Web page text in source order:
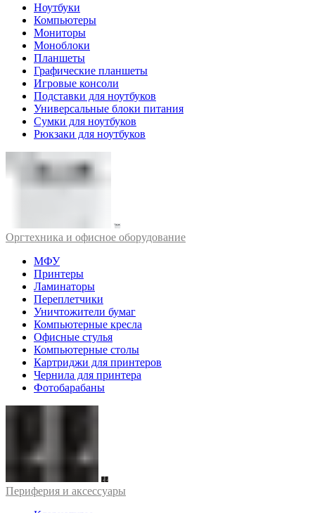
Ноутбуки
Компьютеры
Мониторы
Моноблоки
Планшеты
Графические планшеты
Игровые консоли
Подставки для ноутбуков
Универсальные блоки питания
Сумки для ноутбуков
Рюкзаки для ноутбуков
Оргтехника и офисное оборудование
МФУ
Принтеры
Ламинаторы
Переплетчики
Уничтожители бумаг
Компьютерные кресла
Офисные стулья
Компьютерные столы
Картриджи для принтеров
Чернила для принтера
Фотобарабаны
Периферия и аксессуары